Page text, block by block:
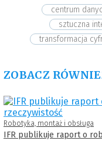
centrum
sztuczna
transformacja
ZOBACZ
Robotyka, montaż i obsługa
IFR publikuje raport o